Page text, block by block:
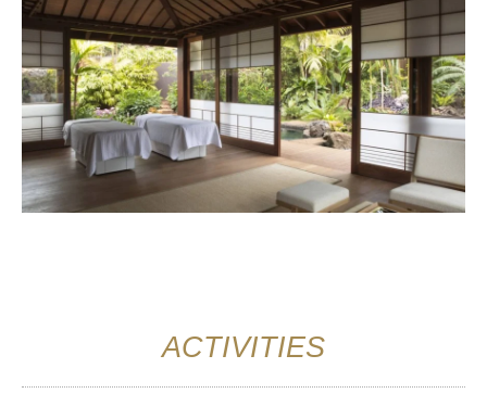
ACTIVITIES